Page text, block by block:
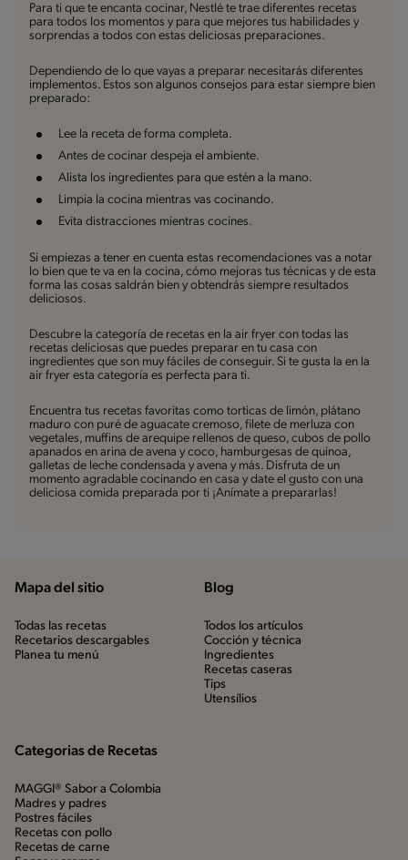
Para ti que te encanta cocinar, Nestlé te trae diferentes recetas
para todos los momentos y para que mejores tus habilidades y
sorprendas a todos con estas deliciosas preparaciones.
Dependiendo de lo que vayas a preparar necesitarás diferentes
implementos. Estos son algunos consejos para estar siempre bien
preparado:
Lee la receta de forma completa.
Antes de cocinar despeja el ambiente.
Alista los ingredientes para que estén a la mano.
Limpia la cocina mientras vas cocinando.
Evita distracciones mientras cocines.
Si empiezas a tener en cuenta estas recomendaciones vas a notar
lo bien que te va en la cocina, cómo mejoras tus técnicas y de esta
forma las cosas saldrán bien y obtendrás siempre resultados
deliciosos.
Descubre la categoría de recetas en la air fryer con todas las
recetas deliciosas que puedes preparar en tu casa con
ingredientes que son muy fáciles de conseguir. Si te gusta la en la
air fryer esta categoría es perfecta para ti.
Encuentra tus recetas favoritas como torticas de limón, plátano
maduro con puré de aguacate cremoso, filete de merluza con
vegetales, muffins de arequipe rellenos de queso, cubos de pollo
apanados en arina de avena y coco, hamburgesas de quinoa,
galletas de leche condensada y avena y más. Disfruta de un
momento agradable cocinando en casa y date el gusto con una
deliciosa comida preparada por ti ¡Anímate a prepararlas!
Mapa del sitio
Todas las recetas
Recetarios descargables
Planea tu menú
Blog
Todos los artículos
Cocción y técnica
Ingredientes
Recetas caseras
Tips
Utensílios
Categorias de Recetas
MAGGI® Sabor a Colombia
Madres y padres
Postres fáciles
Recetas con pollo
Recetas de carne